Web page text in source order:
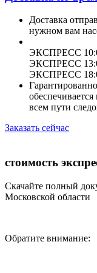
Доставка
нужном вам
ЭКСПРЕСС
ЭКСПРЕСС
ЭКСПРЕСС
всем пути
Заказать сейчас
стоимость
Скачайте полный
Московской области
Обратите внимание: